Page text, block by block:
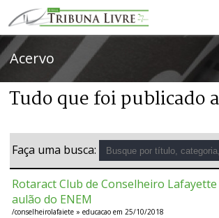
Acervo
Tudo que foi publicado
Faça uma busca:
Rotaract Club de Conselheiro
aulão do ENEM
/conselheirolafaiete » educacao em 25/10/2018